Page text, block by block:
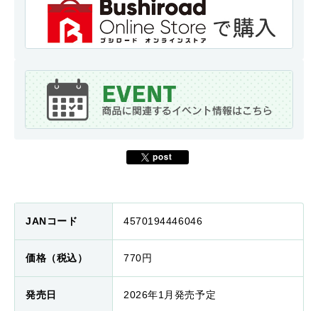
JANコード 4570194446046
価格（税込） 770円
発売日 2026年1月発売予定